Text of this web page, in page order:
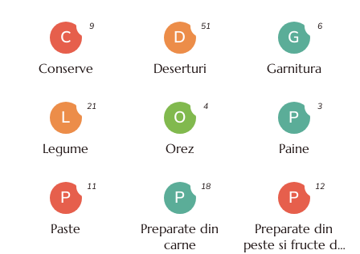
C
Conserve
9
D
Deserturi
51
G
Garnitura
6
L
Legume
21
O
Orez
4
P
Paine
3
P
Paste
11
P
Preparate din
carne
18
P
Preparate din
peste si fructe de
12